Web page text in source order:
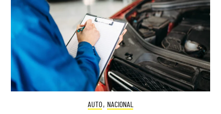
AUTO, NACIONAL